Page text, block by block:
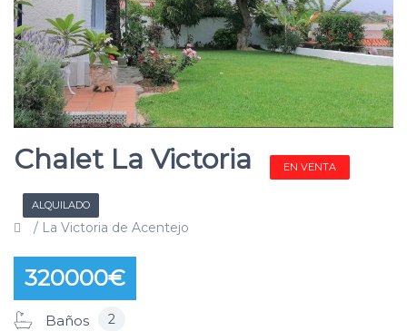
Chalet La Victoria EN VENTA
ALQUILADO
/ La Victoria de Acentejo
320000€
Baños 2